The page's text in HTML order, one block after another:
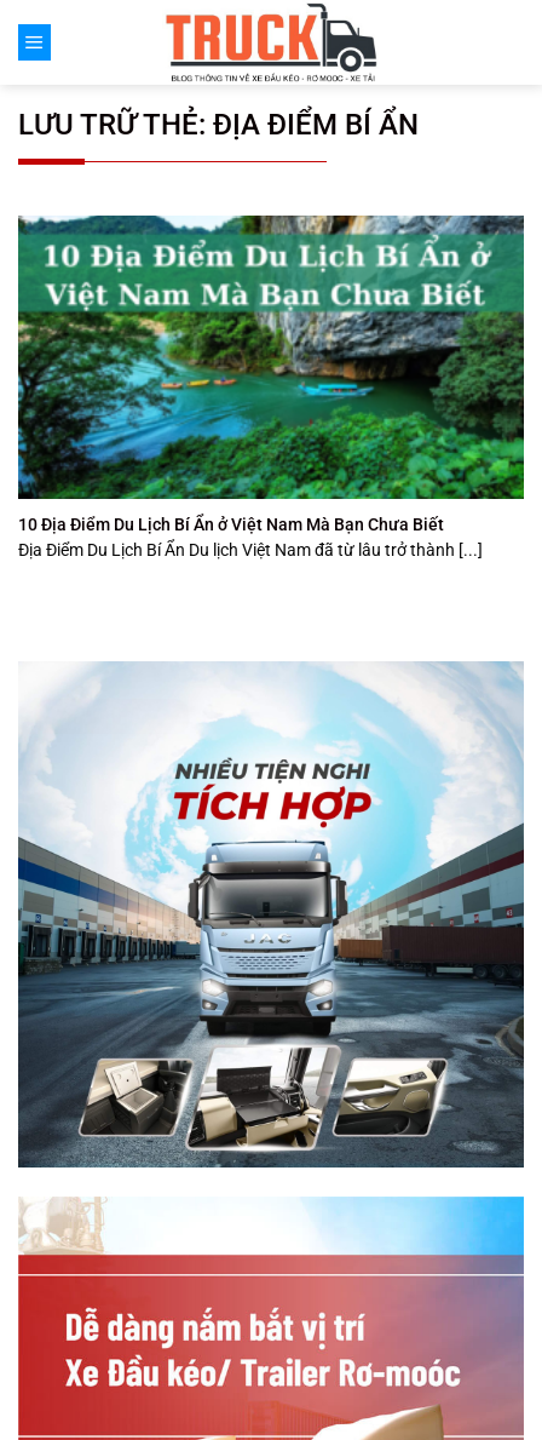
đến
LƯU TRỮ THẺ: ĐỊA ĐIỂM BÍ ẨN
10 Địa Điểm Du Lịch Bí Ẩn ở Việt Nam Mà Bạn Chưa Biết
Địa Điểm Du Lịch Bí Ẩn Du lịch Việt Nam đã từ lâu trở thành [...]